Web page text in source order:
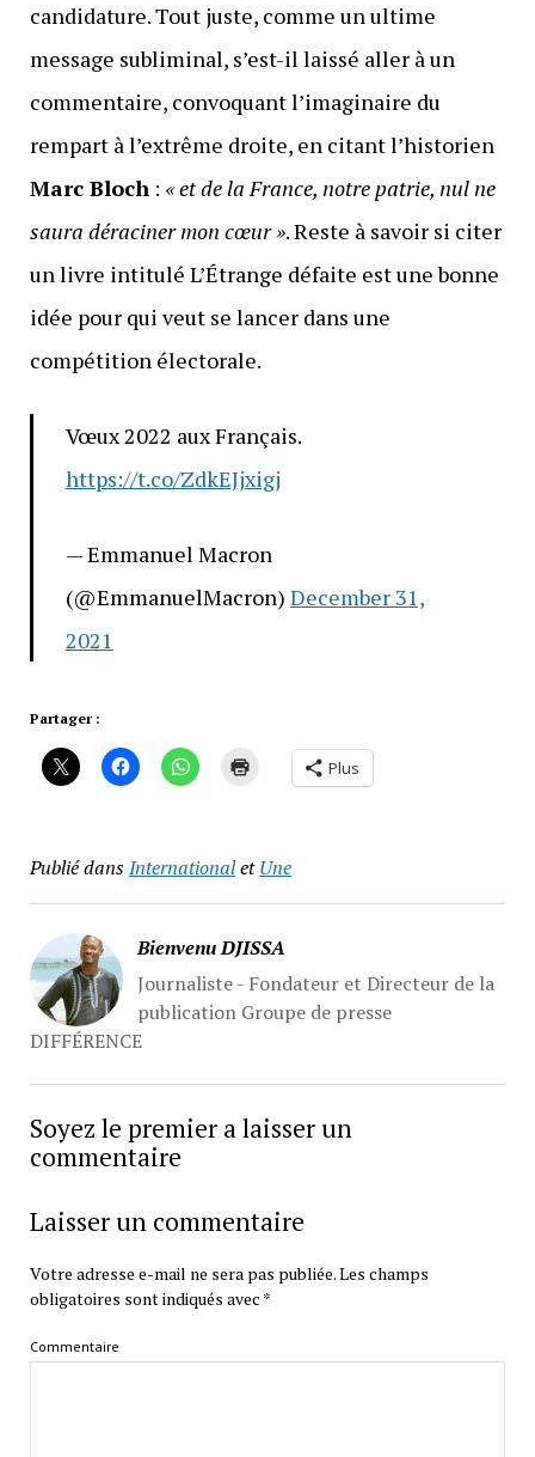
candidature. Tout juste, comme un ultime
message subliminal, s’est-il laissé aller à un
commentaire, convoquant l’imaginaire du
rempart à l’extrême droite, en citant l’historien
Marc Bloch: « et de la France, notre patrie, nul ne
saura déraciner mon cœur ». Reste à savoir si citer
un livre intitulé L’Étrange défaite est une bonne
idée pour qui veut se lancer dans une
compétition électorale.
Vœux 2022 aux Français.
https://t.co/ZdkEJjxigj
— Emmanuel Macron
(@EmmanuelMacron) December 31,
2021
Partager :
Plus
Publié dansInternationaletUne
Bienvenu DJISSA
Journaliste - Fondateur et Directeur de la
publication Groupe de presse
DIFFÉRENCE
Soyez le premier a laisser un
commentaire
Laisser un commentaire
Votre adresse e-mail ne sera pas publiée.Les champs
obligatoires sont indiqués avec *
Commentaire